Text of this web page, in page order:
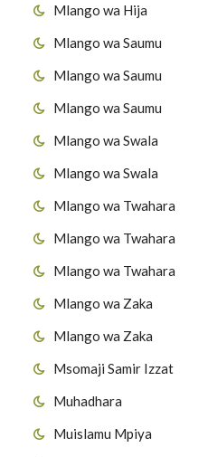
Mlango wa Hija
Mlango wa Saumu
Mlango wa Saumu
Mlango wa Saumu
Mlango wa Swala
Mlango wa Swala
Mlango wa Twahara
Mlango wa Twahara
Mlango wa Twahara
Mlango wa Zaka
Mlango wa Zaka
Msomaji Samir Izzat
Muhadhara
Muislamu Mpiya